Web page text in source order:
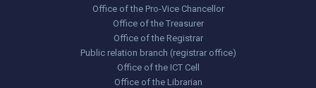
Office of the Pro-Vice Chancellor
Office of the Treasurer
Office of the Registrar
Public relation branch (registrar office)
Office of the ICT Cell
Office of the Librarian